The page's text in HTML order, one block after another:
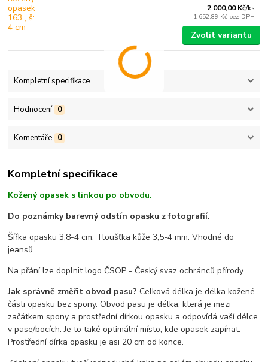
2 000,00 Kč/ks
1 652,89 Kč bez DPH
Zvolit variantu
Kompletní specifikace
Hodnocení 0
Komentáře 0
Kompletní specifikace
Kožený opasek s linkou po obvodu.
Do poznámky barevný odstín opasku z fotografií.
Šířka opasku 3,8-4 cm. Tloušťka kůže 3,5-4 mm. Vhodné do
jeansů.
Na přání lze doplnit logo ČSOP - Český svaz ochránců přírody.
Jak správně změřit obvod pasu?Celková délka je délka kožené
části opasku bez spony. Obvod pasu je délka, která je mezi
začátkem spony a prostřední dírkou opasku a odpovídá vaší délce
v pase/bocích. Je to také optimální místo, kde opasek zapínat.
Prostřední dírka opasku je asi 20 cm od konce.